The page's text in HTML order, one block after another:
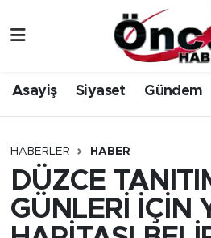
Asayiş Siyaset Gündem
HABERLER HABER
DÜZCE
GÜNLERİ İÇİN
Gündem
Spor
Siyaset
Düzce Nöbetçi
Düzce Hava Durumu
Düzce Trafik Yoğunluk
Süper Lig Puan Durumu